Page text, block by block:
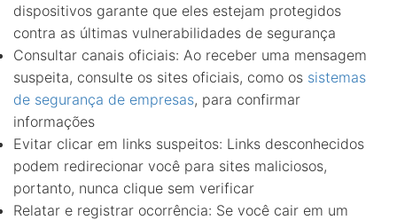
dispositivos garante que eles estejam protegidos
contra as últimas vulnerabilidades de segurança
Consultar canais oficiais: Ao receber uma mensagem
suspeita, consulte os sites oficiais, como os sistemas
de segurança de empresas, para confirmar
informações
Evitar clicar em links suspeitos: Links desconhecidos
podem redirecionar você para sites maliciosos,
portanto, nunca clique sem verificar
Relatar e registrar ocorrência: Se você cair em um